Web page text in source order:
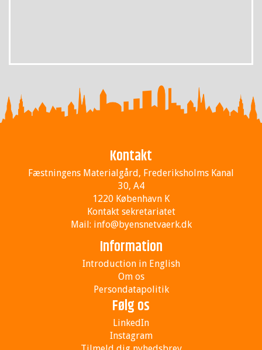
Kontakt
Fæstningens Materialgård, Frederiksholms Kanal
30, A4
1220 København K
Kontakt sekretariatet
Mail: info@byensnetvaerk.dk
Information
Introduction in English
Om os
Persondatapolitik
Følg os
LinkedIn
Instagram